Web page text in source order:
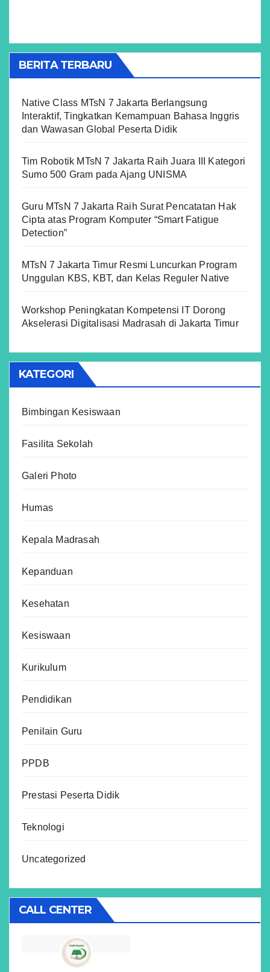
BERITA TERBARU
Native Class MTsN 7 Jakarta Berlangsung
Interaktif, Tingkatkan Kemampuan Bahasa Inggris
dan Wawasan Global Peserta Didik
Tim Robotik MTsN 7 Jakarta Raih Juara III Kategori
Sumo 500 Gram pada Ajang UNISMA
Guru MTsN 7 Jakarta Raih Surat Pencatatan Hak
Cipta atas Program Komputer “Smart Fatigue
Detection”
MTsN 7 Jakarta Timur Resmi Luncurkan Program
Unggulan KBS, KBT, dan Kelas Reguler Native
Workshop Peningkatan Kompetensi IT Dorong
Akselerasi Digitalisasi Madrasah di Jakarta Timur
KATEGORI
Bimbingan Kesiswaan
Fasilita Sekolah
Galeri Photo
Humas
Kepala Madrasah
Kepanduan
Kesehatan
Kesiswaan
Kurikulum
Pendidikan
Penilain Guru
PPDB
Prestasi Peserta Didik
Teknologi
Uncategorized
CALL CENTER